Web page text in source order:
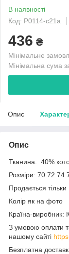
В наявності
Код: P0114-с21a
436 ₴
Мінімальне
Мінімальна сума
Опис
Опис
Тканина: 40%
Розміри:
Продається
Колір як на фото
Країна-виробник:
З умовою оплати
нашому сайті
Безплатна